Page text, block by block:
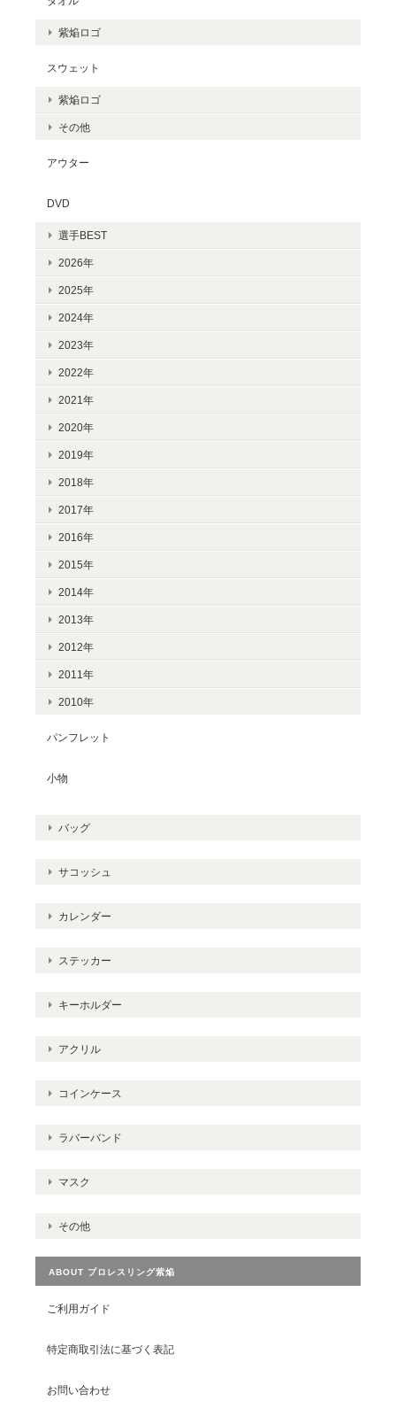
紫焔ロゴ
スウェット
紫焔ロゴ
その他
アウター
DVD
選手BEST
2026年
2025年
2024年
2023年
2022年
2021年
2020年
2019年
2018年
2017年
2016年
2015年
2014年
2013年
2012年
2011年
2010年
パンフレット
小物
バッグ
サコッシュ
カレンダー
ステッカー
キーホルダー
アクリル
コインケース
ラバーバンド
マスク
その他
ABOUT プロレスリング紫焔
ご利用ガイド
特定商取引法に基づく表記
お問い合わせ